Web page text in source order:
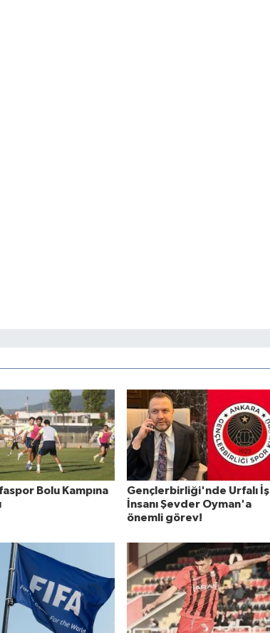
Bolu Kampına
Gençlerbirliği'nde Urfalı İş
İnsanı Şevder Oyman'a
önemli görev!